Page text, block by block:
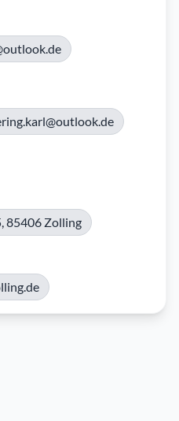
85406 Zolling